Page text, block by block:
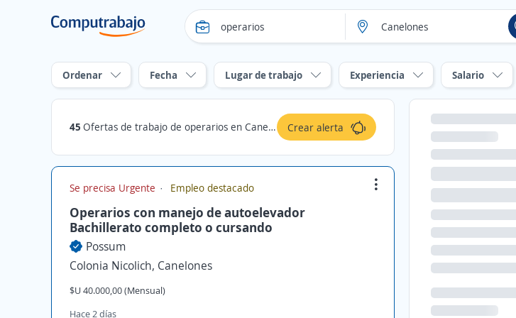
Ordenar Fecha Lugar de trabajo Experiencia Salario
45 Ofertas de trabajo de operarios en Canelones Crear alerta
Se precisa Urgente Empleo destacado
Operarios con manejo de autoelevador
Bachillerato completo o cursando
Possum
Colonia Nicolich, Canelones
$U 40.000,00 (Mensual)
Hace 2 días